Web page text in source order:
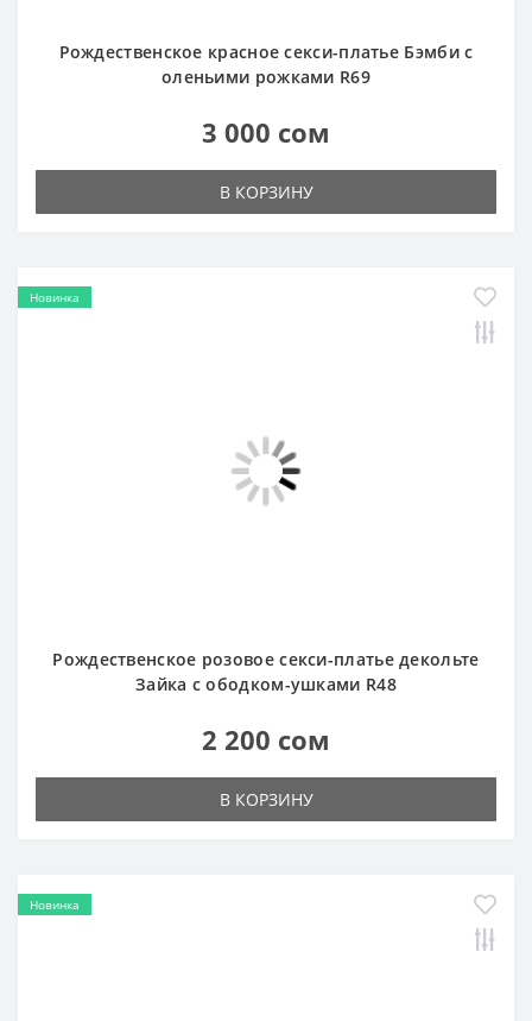
Рождественское красное секси-платье Бэмби с
оленьими рожками R69
3 000 сом
В КОРЗИНУ
Новинка
Рождественское розовое секси-платье декольте
Зайка с ободком-ушками R48
2 200 сом
В КОРЗИНУ
Новинка